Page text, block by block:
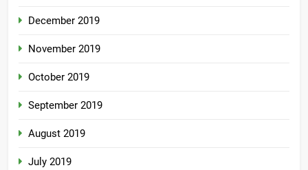
December 2019
November 2019
October 2019
September 2019
August 2019
July 2019